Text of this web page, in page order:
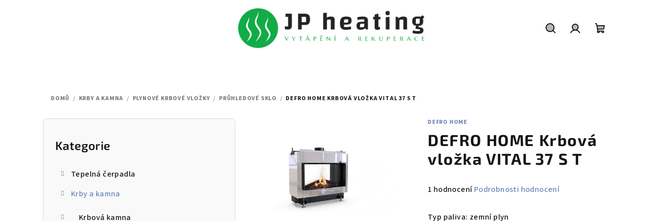
DOMŮ / KRBY A KAMNA / PLYNOVÉ KRBOVÉ VLOŽKY / PRŮHLEDOVÉ SKLO / DEFRO HOME KRBOVÁ VLOŽKA VITAL 37 S T
P
Přeskočit
kategorie
Kategorie
Tepelná čerpadla
Krby a kamna
Krbová kamna
DEFRO HOME
DEFRO HOME Krbová
vložka VITAL 37 S T
Průměrné
produktu
1 hodnocení Podrobnosti hodnocení
Typ paliva: zemní plyn